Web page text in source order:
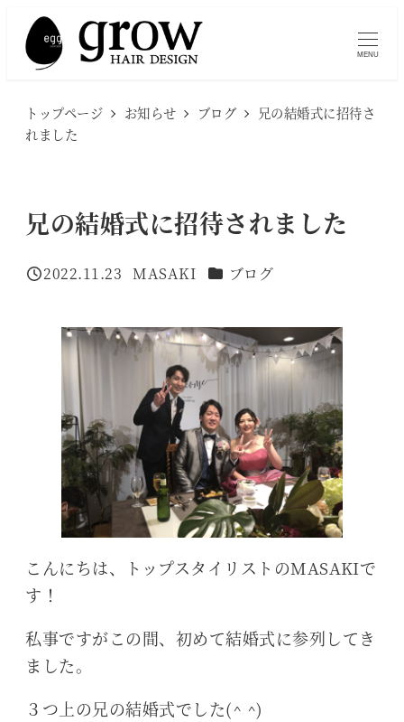
MENU
トップページ お知らせ ブログ
兄の結婚式に招待さ
れました
兄の結婚式に招待されました
投稿日
2022.11.23
著
MASAKI カテゴリー
ブログ
こんにちは、トップスタイリストのMASAKIで
す！
私事ですがこの間、初めて結婚式に参列してき
ました。
３つ上の兄の結婚式でした(^ ^)